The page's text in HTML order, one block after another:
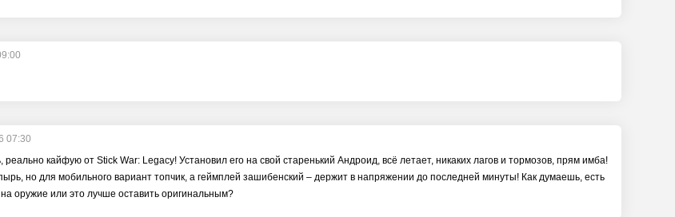
07:30
реально кайфую от Stick War: Legacy! Установил его на свой старенький Андроид, всё летает, никаких лагов и тормозов, прям имба!
но для мобильного вариант топчик, а геймплей зашибенский – держит в напряжении до последней минуты! Как думаешь, есть
оружие или это лучше оставить оригинальным?